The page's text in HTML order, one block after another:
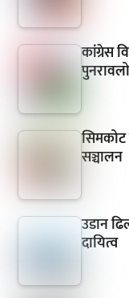
कांग्रेस
सिमकोट
सञ्चालन
उडान
दायित्व